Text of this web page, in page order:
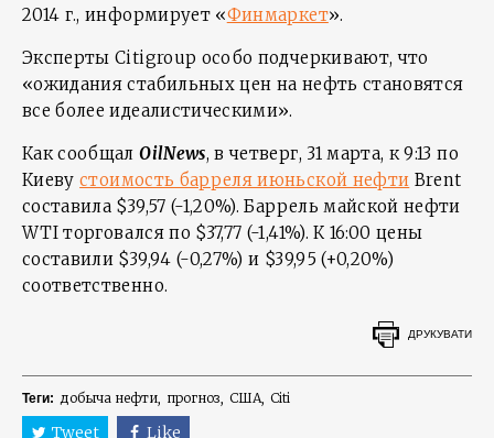
2014 г., информирует «Финмаркет».
Эксперты Citigroup особо подчеркивают, что
«ожидания стабильных цен на нефть становятся
все более идеалистическими».
Как сообщалOilNews, в четверг, 31 марта, к 9:13 по
Киевустоимость барреля июньской нефти Brent
составила $39,57 (-1,20%). Баррель майской нефти
WTI торговался по $37,77 (-1,41%). К 16:00 цены
составили $39,94 (-0,27%) и $39,95 (+0,20%)
соответственно.
ДРУКУВАТИ
Теги: добыча нефти прогноз США Citi
Tweet Like